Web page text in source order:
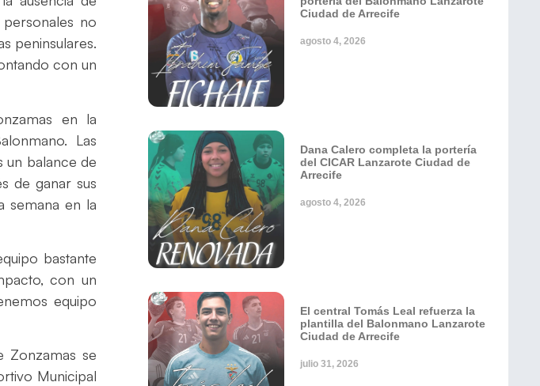
no
peninsulares.
con un
en la
Las
un balance de
de ganar sus
semana en la
bastante
con un
equipo
Zonzamas se
Municipal
Ciudad de Arrecife
agosto 4, 2026
Dana Calero completa la portería
del CICAR Lanzarote Ciudad de
Arrecife
agosto 4, 2026
El central Tomás Leal refuerza la
plantilla del Balonmano Lanzarote
Ciudad de Arrecife
julio 31, 2026